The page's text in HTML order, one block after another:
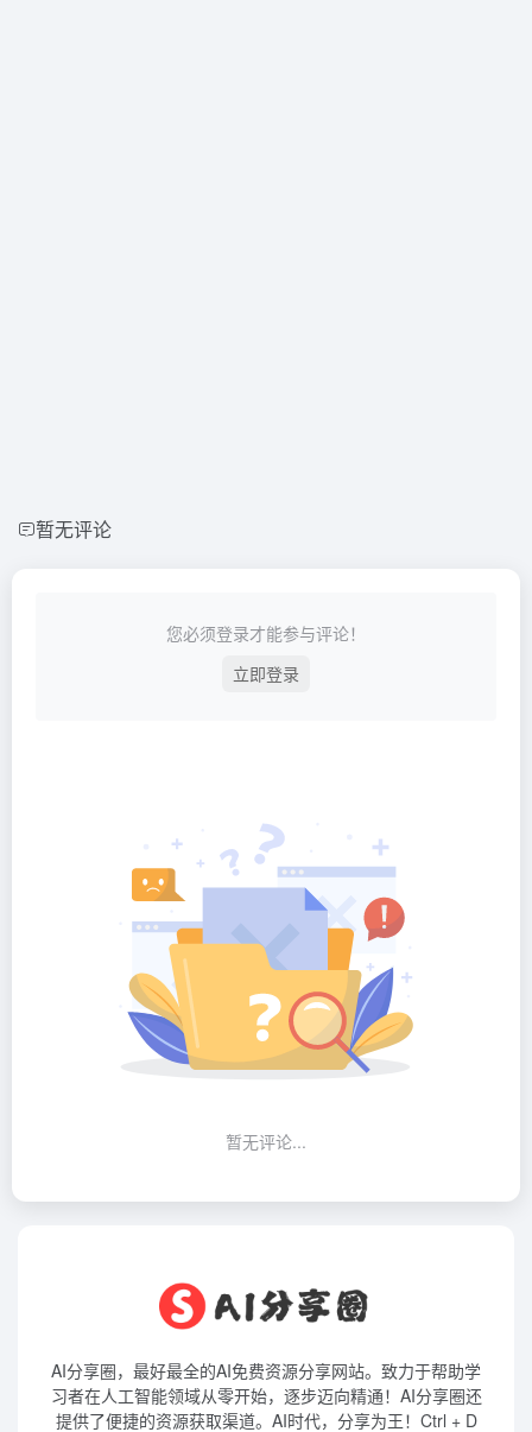
暂无评论
您必须登录才能参与评论！
立即登录
暂无评论...
AI分享圈，最好最全的AI免费资源分享网站。致力于帮助学
习者在人工智能领域从零开始，逐步迈向精通！AI分享圈还
提供了便捷的资源获取渠道。AI时代，分享为王！Ctrl + D